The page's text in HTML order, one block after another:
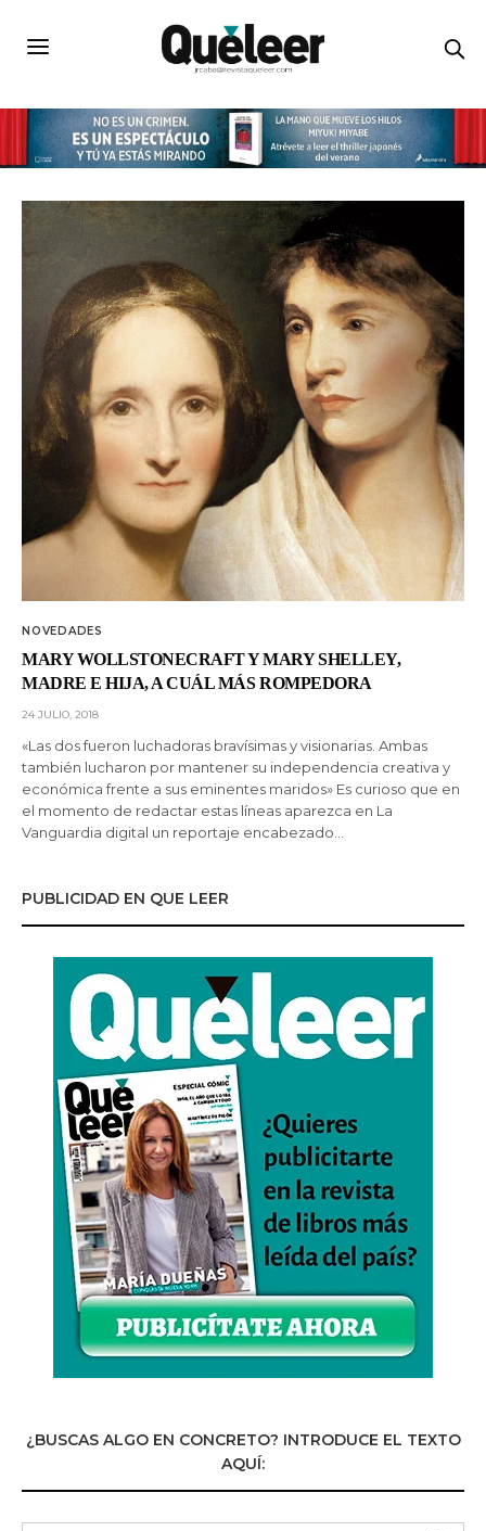
NOVEDADES
MARY WOLLSTONECRAFT Y MARY SHELLEY,
MADRE E HIJA, A CUÁL MÁS ROMPEDORA
24 JULIO, 2018
«Las dos fueron luchadoras bravísimas y visionarias. Ambas
también lucharon por mantener su independencia creativa y
económica frente a sus eminentes maridos» Es curioso que en
el momento de redactar estas líneas aparezca en La
Vanguardia digital un reportaje encabezado…
PUBLICIDAD EN QUE LEER
¿BUSCAS ALGO EN CONCRETO? INTRODUCE EL TEXTO
AQUÍ: